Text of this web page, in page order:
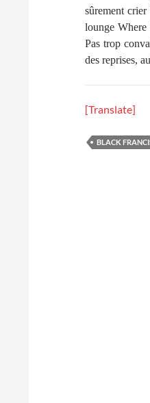
sûrement
lounge
Pas trop
des reprises,
[Translate]
BLACK